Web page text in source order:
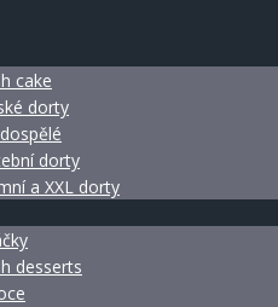
cake
dorty
dorty
a XXL dorty
desserts